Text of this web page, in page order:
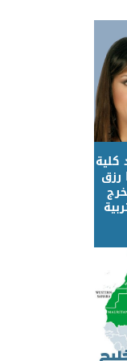
كلية
رزق